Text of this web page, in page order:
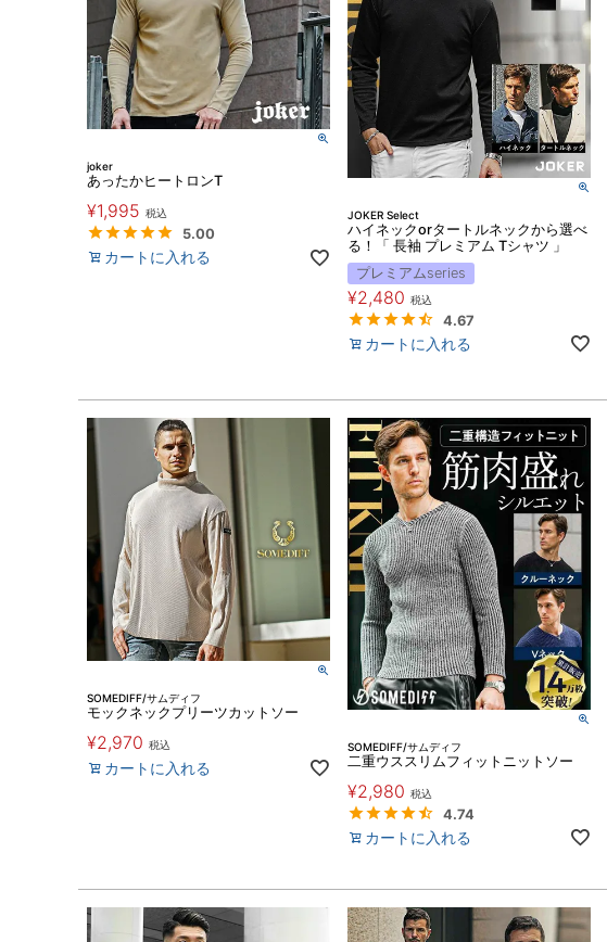
joker
あったかヒートロンT
¥1,995 税込
5.00
カートに入れる
JOKER Select
ハイネックorタートルネックから選べ
る！「 長袖 プレミアム Tシャツ 」
プレミアムseries
¥2,480 税込
4.67
カートに入れる
SOMEDIFF/サムディフ
モックネックプリーツカットソー
¥2,970 税込
カートに入れる
SOMEDIFF/サムディフ
二重ウススリムフィットニットソー
¥2,980 税込
4.74
カートに入れる